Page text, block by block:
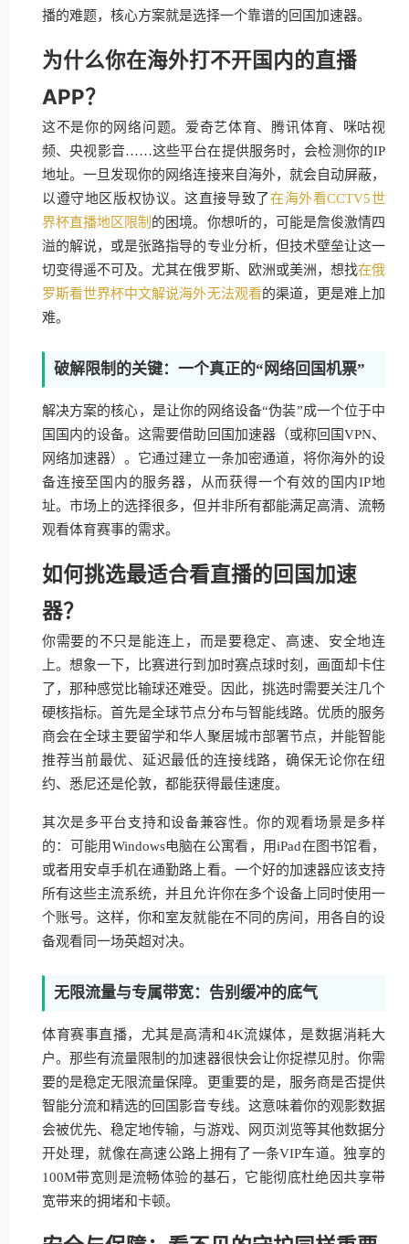
播的难题，核心方案就是选择一个靠谱的回国加速器。
为什么你在海外打不开国内的直播
APP？
这不是你的网络问题。爱奇艺体育、腾讯体育、咪咕视
频、央视影音……这些平台在提供服务时，会检测你的IP
地址。一旦发现你的网络连接来自海外，就会自动屏蔽，
以遵守地区版权协议。这直接导致了在海外看CCTV5世
界杯直播地区限制 的困境。你想听的，可能是詹俊激情四
溢的解说，或是张路指导的专业分析，但技术壁垒让这一
切变得遥不可及。尤其在俄罗斯、欧洲或美洲，想找在俄
罗斯看世界杯中文解说海外无法观看的渠道，更是难上加
难。
破解限制的关键：一个真正的“网络回国机票”
解决方案的核心，是让你的网络设备“伪装”成一个位于中
国国内的设备。这需要借助回国加速器（或称回国VPN、
网络加速器）。它通过建立一条加密通道，将你海外的设
备连接至国内的服务器，从而获得一个有效的国内IP地
址。市场上的选择很多，但并非所有都能满足高清、流畅
观看体育赛事的需求。
如何挑选最适合看直播的回国加速
器？
你需要的不只是能连上，而是要稳定、高速、安全地连
上。想象一下，比赛进行到加时赛点球时刻，画面却卡住
了，那种感觉比输球还难受。因此，挑选时需要关注几个
硬核指标。首先是全球节点分布与智能线路。优质的服务
商会在全球主要留学和华人聚居城市部署节点，并能智能
推荐当前最优、延迟最低的连接线路，确保无论你在纽
约、悉尼还是伦敦，都能获得最佳速度。
其次是多平台支持和设备兼容性。你的观看场景是多样
的：可能用Windows电脑在公寓看，用iPad在图书馆看，
或者用安卓手机在通勤路上看。一个好的加速器应该支持
所有这些主流系统，并且允许你在多个设备上同时使用一
个账号。这样，你和室友就能在不同的房间，用各自的设
备观看同一场英超对决。
无限流量与专属带宽：告别缓冲的底气
体育赛事直播，尤其是高清和4K流媒体，是数据消耗大
户。那些有流量限制的加速器很快会让你捉襟见肘。你需
要的是稳定无限流量保障。更重要的是，服务商是否提供
智能分流和精选的回国影音专线。这意味着你的观影数据
会被优先、稳定地传输，与游戏、网页浏览等其他数据分
开处理，就像在高速公路上拥有了一条VIP车道。独享的
100M带宽则是流畅体验的基石，它能彻底杜绝因共享带
宽带来的拥堵和卡顿。